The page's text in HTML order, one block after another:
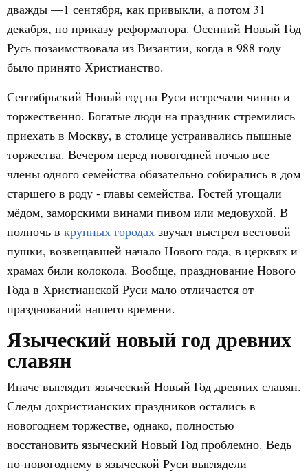
дважды —1 сентября, как привыкли, а потом 31
декабря, по приказу реформатора. Осенний Новый Год
Русь позаимствовала из Византии, когда в 988 году
было принято Христианство.
Сентябрьский Новый год на Руси встречали чинно и
торжественно. Богатые люди на праздник стремились
приехать в Москву, в столице устраивались пышные
торжества. Вечером перед новогодней ночью все
члены одного семейства обязательно собирались в дом
старшего в роду - главы семейства. Гостей угощали
мёдом, заморскими винами пивом или медовухой. В
полночь в крупных городах звучал выстрел вестовой
пушки, возвещавшей начало Нового года, в церквях и
храмах били колокола. Вообще, празднование Нового
Года в Христианской Руси мало отличается от
празднований нашего времени.
Языческий новый год древних
славян
Иначе выглядит языческий Новый Год древних славян.
Следы дохристианских праздников остались в
новогоднем торжестве, однако, полностью
восстановить языческий Новый Год проблемно. Ведь
по-новогоднему в языческой Руси выглядели